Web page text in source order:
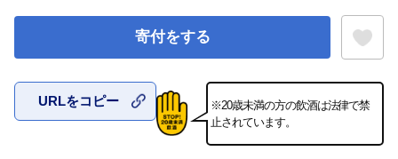
寄付をする
お気に入
URLをコピー
※20歳未満の方の飲酒は法律で禁
止されています。